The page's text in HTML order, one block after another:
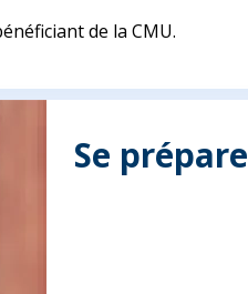
de la CMU.
Se